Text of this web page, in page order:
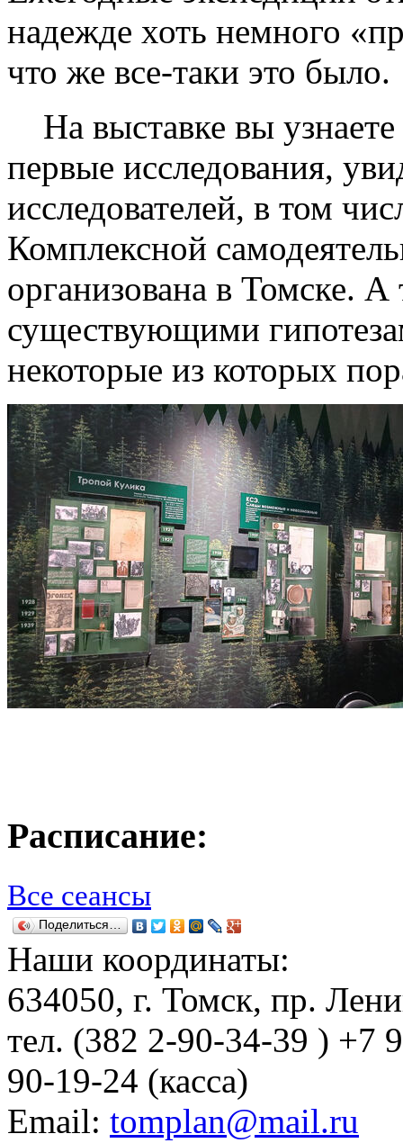
надежде хоть немного
что же все-таки это было.
На выставке вы узнаете
первые исследования,
исследователей, в том
Комплексной
организована в Томске. А
существующими
некоторые из которых
Расписание:
Все сеансы
Поделиться…
Наши координаты:
634050, г. Томск, пр.
тел. (382 2-90-34-39 ) +7
90-19-24 (касса)
Email: tomplan@mail.ru